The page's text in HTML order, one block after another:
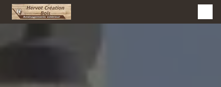
Panneau de gestion des cookies